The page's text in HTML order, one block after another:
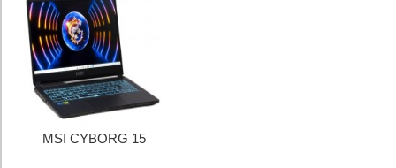
MSI CYBORG 15